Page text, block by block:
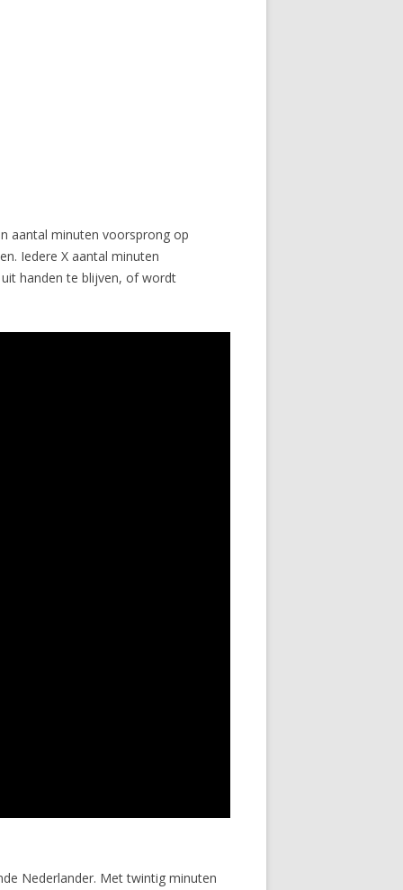
aantal minuten voorsprong op
Iedere X aantal minuten
handen te blijven, of wordt
Nederlander. Met twintig minuten